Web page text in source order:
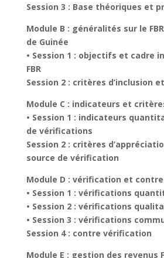
Session 3 : Base théoriques et
Module B : généralités sur le
de Guinée
• Session 1 : objectifs et cadre
FBR
Session 2 : critères d’inclusion
Module C : indicateurs et
• Session 1 : indicateurs
de vérifications
Session 2 : critères
source de vérification
Module D : vérification et
• Session 1 : vérifications
• Session 2 : vérifications
• Session 3 : vérifications
Session 4 : contre vérification
Module E : gestion des revenus